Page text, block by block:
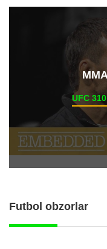
ММА
UFC
Futbol obzorlar